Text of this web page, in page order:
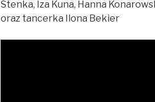
Stenka, Iza Kuna, Hanna
oraz tancerka Ilona Bekier